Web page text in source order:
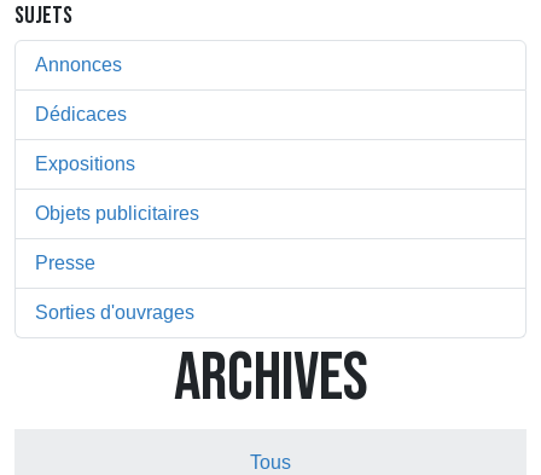
SUJETS
Annonces
Dédicaces
Expositions
Objets publicitaires
Presse
Sorties d'ouvrages
ARCHIVES
Tous